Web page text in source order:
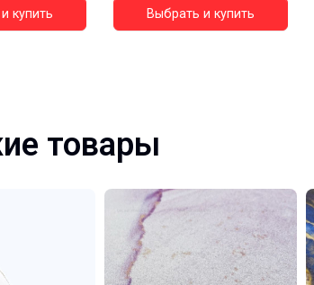
купить Выбрать и купить
товары